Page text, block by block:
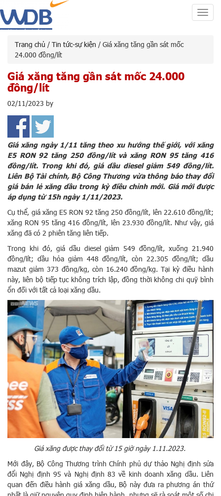
Trang chủ / Tin tức-sự kiện / Giá xăng tăng gần sát mốc
24.000 đồng/lít
Giá xăng tăng gần sát mốc 24.000
đồng/lít
02/11/2023 by
Giá xăng ngày 1/11 tăng theo xu hướng thế giới, với xăng
E5 RON 92 tăng 250 đồng/lít và xăng RON 95 tăng 416
đồng/lít. Trong khi đó, giá dầu diesel giảm 549 đồng/lít.
Liên Bộ Tài chính, Bộ Công Thương vừa thông báo thay đổi
giá bán lẻ xăng dầu trong kỳ điều chỉnh mới. Giá mới được
áp dụng từ 15h ngày 1/11/2023.
Cụ thể, giá xăng E5 RON 92 tăng 250 đồng/lít, lên 22.610 đồng/lít;
xăng RON 95 tăng 416 đồng/lít, lên 23.930 đồng/lít. Như vậy, giá
xăng đã có 2 phiên tăng liên tiếp.
Trong khi đó, giá dầu diesel giảm 549 đồng/lít, xuống 21.940
đồng/lít; dầu hỏa giảm 448 đồng/lít, còn 22.305 đồng/lít; dầu
mazut giảm 373 đồng/kg, còn 16.240 đồng/kg. Tại kỳ điều hành
này, liên bộ tiếp tục không trích lập, đồng thời không chi quỹ bình
ổn đối với tất cả loại xăng dầu.
Giá xăng được thay đổi từ 15 giờ ngày 1.11.2023.
Mới đây, Bộ Công Thương trình Chính phủ dự thảo Nghị định sửa
đổi Nghị định 95 và Nghị định 83 về kinh doanh xăng dầu. Liên
quan đến điều hành giá xăng dầu, Bộ này đưa ra phương án thứ